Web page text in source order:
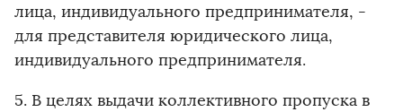
лица, индивидуального предпринимателя, -
для представителя юридического лица,
индивидуального предпринимателя.
5. В целях выдачи коллективного пропуска в